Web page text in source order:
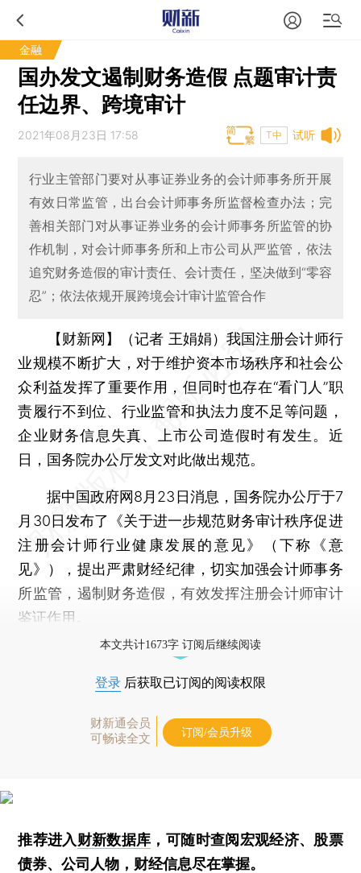
金融
国办发文遏制财务造假 点题审计责
任边界、跨境审计
试听
2021年08月23日 17:58 T中
行业主管部门要对从事证券业务的会计师事务所开展
有效日常监管，出台会计师事务所监督检查办法；完
善相关部门对从事证券业务的会计师事务所监管的协
作机制，对会计师事务所和上市公司从严监管，依法
追究财务造假的审计责任、会计责任，坚决做到“零容
忍”；依法依规开展跨境会计审计监管合作
【财新网】（记者 王娟娟） 我国注册会计师行
业规模不断扩大，对于维护资本市场秩序和社会公
众利益发挥了重要作用，但同时也存在“看门人”职
责履行不到位、行业监管和执法力度不足等问题，
企业财务信息失真、上市公司造假时有发生。近
日，国务院办公厅发文对此做出规范。
据中国政府网8月23日消息，国务院办公厅于7
月30日发布了《关于进一步规范财务审计秩序促进
注册会计师行业健康发展的意见》（下称《意
见》），提出严肃财经纪律，切实加强会计师事务
所监管，遏制财务造假，有效发挥注册会计师审计
鉴证作用。
本文共计1673字 订阅后继续阅读
登录 后获取已订阅的阅读权限
财新通会员
可畅读全文
订阅/会员升级
推荐进入财新数据库 ，可随时查阅宏观经济、股票
债券、公司人物，财经信息尽在掌握。